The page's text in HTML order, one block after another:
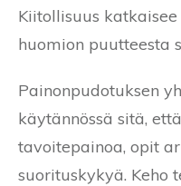
Kiitollisuus
huomion puutteesta
Painonpudotuksen
käytännössä sitä,
tavoitepainoa, opit
suorituskykyä. Keho